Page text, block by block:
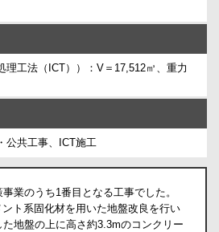
理工法（ICT））：V＝17,512㎥、重力
公共工事、ICT施工
業のうち1番目となる工事でした。
ト系固化材を用いた地盤改良を行い
地盤の上に高さ約3.3mのコンクリー